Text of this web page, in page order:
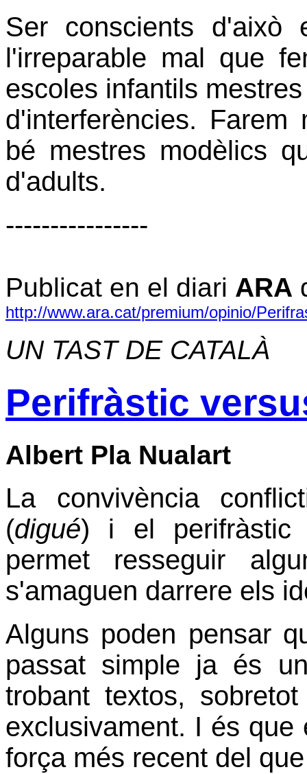
Ser conscients
l'irreparable mal que
escoles infantils
d'interferències.
bé mestres modèlics
d'adults.
----------------
Publicat en el diari ARA
http://www.ara.cat/premium/opinio/
UN TAST DE CATALÀ
Perifràstic
Albert Pla Nualart
La convivència
(digué) i el perifràstic
permet resseguir
s'amaguen darrere els
Alguns poden pensar
passat simple ja és
trobant textos,
exclusivament. I és
força més recent del